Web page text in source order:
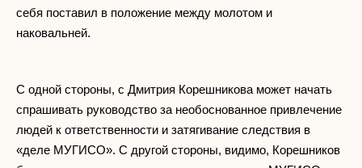
себя поставил в положение между молотом и
наковальней.
С одной стороны, с Дмитрия Корешникова может начать
спрашивать руководство за необоснованное привлечение
людей к ответственности и затягивание следствия в
«деле МУГИСО». С другой стороны, видимо, Корешников